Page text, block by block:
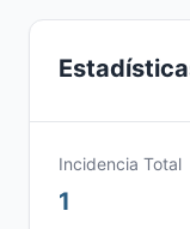
Incidencia Total
1